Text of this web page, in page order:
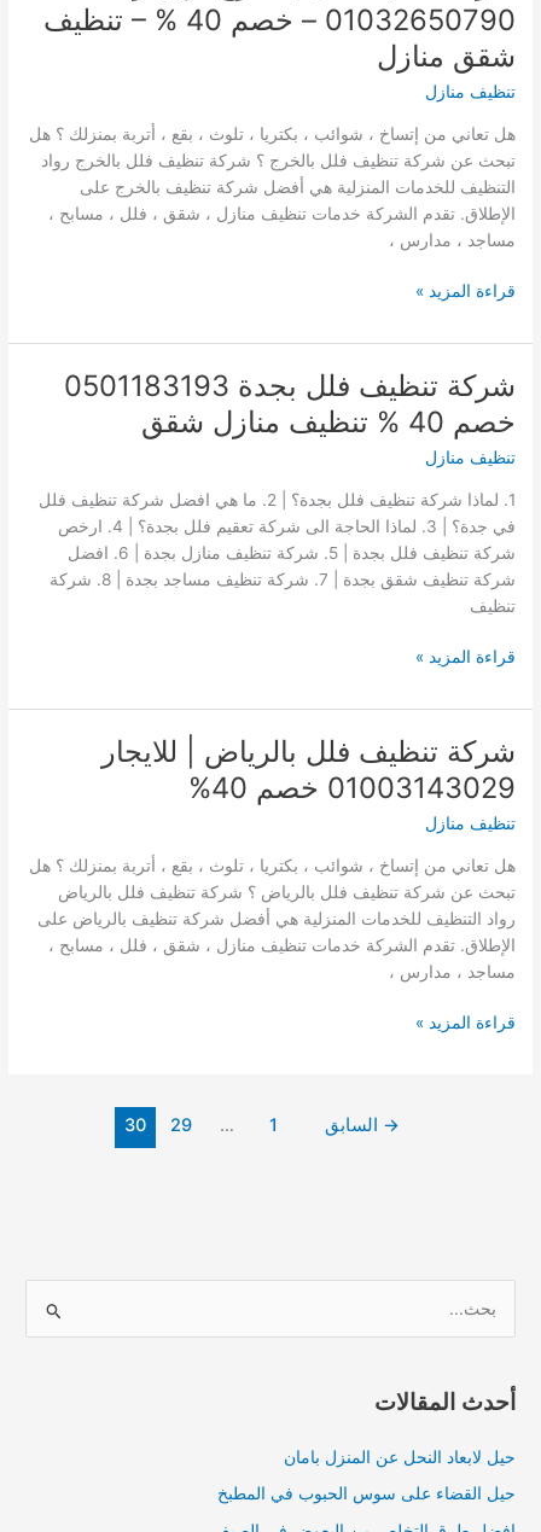
للايجار
01003143029
شركة
المتميز
01032650790 – خصم 40 % – تنظيف
شقق منازل
تنظيف منازل
هل تعاني من إتساخ ، شوائب ، بكتريا ، تلوث ، بقع ، أتربة بمنزلك ؟ هل
تبحث عن شركة تنظيف فلل بالخرج ؟ شركة تنظيف فلل بالخرج رواد
التنظيف للخدمات المنزلية هي أفضل شركة تنظيف بالخرج على
الإطلاق. تقدم الشركة خدمات تنظيف منازل ، شقق ، فلل ، مسابح ،
مساجد ، مدارس ،
شركة
فلل
بالخرج
:
إيجار
01032650790
خصم
40
%
–
تنظيف
منازل
قراءة المزيد »
شركة تنظيف فلل بجدة 0501183193
خصم 40 % تنظيف منازل شقق
تنظيف منازل
1. لماذا شركة تنظيف فلل بجدة؟ | 2. ما هي افضل شركة تنظيف فلل
في جدة؟ | 3. لماذا الحاجة الى شركة تعقيم فلل بجدة؟ | 4. ارخص
شركة تنظيف فلل بجدة | 5. شركة تنظيف منازل بجدة | 6. افضل
شركة تنظيف شقق بجدة | 7. شركة تنظيف مساجد بجدة | 8. شركة
تنظيف
شركة
فلل
0501183193
خصم
40
تنظيف
منازل
شقق
قراءة المزيد »
شركة تنظيف فلل بالرياض | للايجار
01003143029 خصم 40%
تنظيف منازل
هل تعاني من إتساخ ، شوائب ، بكتريا ، تلوث ، بقع ، أتربة بمنزلك ؟ هل
تبحث عن شركة تنظيف فلل بالرياض ؟ شركة تنظيف فلل بالرياض
رواد التنظيف للخدمات المنزلية هي أفضل شركة تنظيف بالرياض على
الإطلاق. تقدم الشركة خدمات تنظيف منازل ، شقق ، فلل ، مسابح ،
مساجد ، مدارس ،
شركة
قراءة المزيد »
→ السابق 1
…
29
30
ح
ع
ن
:
أحدث المقالات
حيل لابعاد النحل عن المنزل بامان
حيل القضاء على سوس الحبوب في المطبخ